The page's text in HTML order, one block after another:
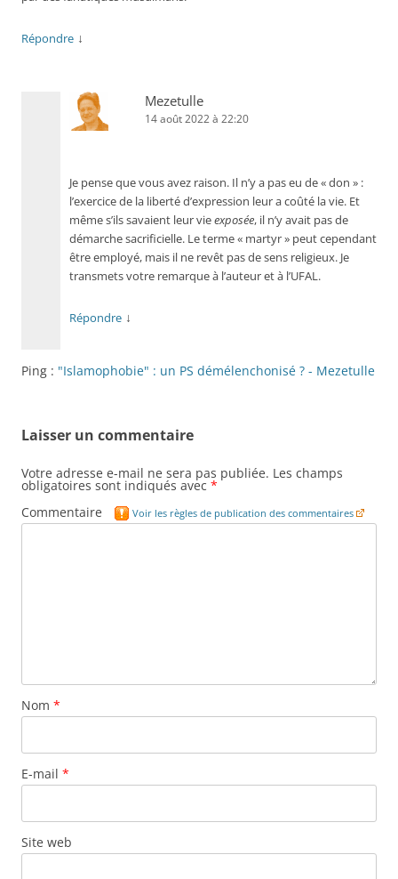
Répondre ↓
Mezetulle
14 août 2022 à 22:20
Je pense que vous avez raison. Il n’y a pas eu de « don » :
l’exercice de la liberté d’expression leur a coûté la vie. Et
même s’ils savaient leur vieexposée, il n’y avait pas de
démarche sacrificielle. Le terme « martyr » peut cependant
être employé, mais il ne revêt pas de sens religieux. Je
transmets votre remarque à l’auteur et à l’UFAL.
Répondre ↓
Ping : "Islamophobie" : un PS démélenchonisé ? - Mezetulle
Laisser un commentaire
Votre adresse e-mail ne sera pas publiée. Les champs
obligatoires sont indiqués avec *
Commentaire
Voir les règles de publication des commentaires
Nom *
E-mail *
Site web